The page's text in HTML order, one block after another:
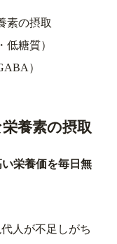
素の摂取
糖質）
）
養素の摂取
栄養価を毎日無
人が不足しがち